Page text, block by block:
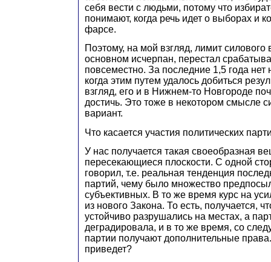
себя вести с людьми, потому что
понимают, когда речь идет о выборах и
фарсе.
Поэтому, на мой взгляд, лимит силового
основном исчерпан, перестал
повсеместно. За последние 1,5 года нет
когда этим путем удалось добиться
взгляд, его и в Нижнем-то Новгороде
достичь. Это тоже в некотором смысле
вариант.
Что касается участия политических
У нас получается такая своеобразная
пересекающиеся плоскости. С одной
говорил, т.е. реальная тенденция
партий, чему было множество
субъективных. В то же время курс на
из нового Закона. То есть, получается,
устойчиво разрушались на местах, а
деградировала, и в то же время, со
партии получают дополнительные
приведет?